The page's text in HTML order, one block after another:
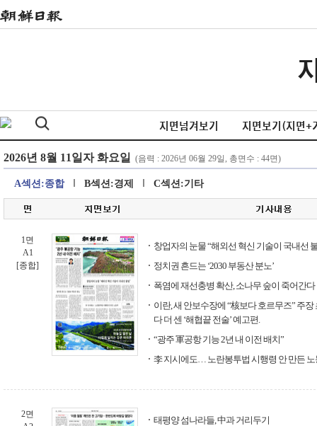
지면넘겨보기 지면보기(지면+
A섹션:종합 B섹션:경제 C섹션:기타
1면
A1
[종합]
창업자의 눈물 “해외선 혁신 기술이 국내선
정치권 흔드는 ‘2030 부동산 분노’
폭염에 재선충병 확산, 소나무 숲이 죽어간다
이란, 새 안보수장에 “核보다 호르무즈” 주장
다 더 센 ‘해협끝 전술’ 예고편.
“광주 軍공항 기능 2년 내 이전 배치”
李 지시에도… 노란봉투법 시행령 안 만든 노
2면
태평양 섬나라들, 中과 거리두기